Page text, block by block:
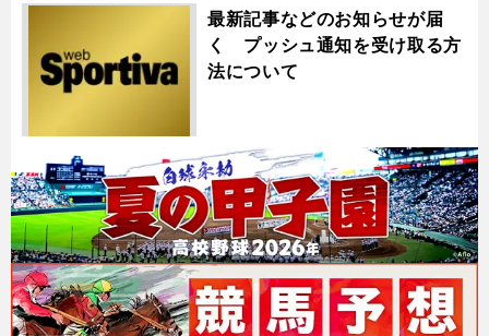
最新記事などのお知らせが届
く プッシュ通知を受け取る方
法について